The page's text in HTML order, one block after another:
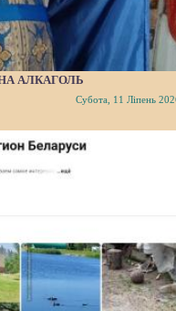
АЛКАГОЛЬ
Субота, 11 Ліпень